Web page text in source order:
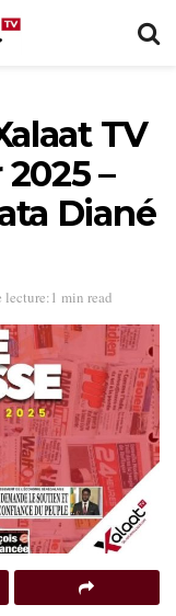
TV
–
Diané
lecture:1 min read